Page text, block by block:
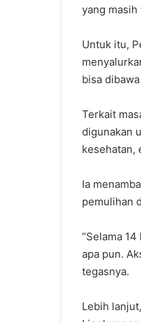
yang masih
Untuk itu,
bisa
Terkait
digunakan
kesehatan,
Ia
pemulihan
“Selama
apa pun.
tegasnya.
Lebih